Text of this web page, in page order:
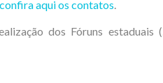
confira aqui os contatos
dos Fóruns estaduais (